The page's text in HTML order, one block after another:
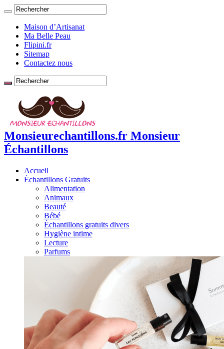
Maison d’Artisanat
Ma Belle Peau
Flipini.fr
Sitemap
Contactez nous
Monsieurechantillons.fr Monsieur
Échantillons
Accueil
Échantillons Gratuits
Alimentation
Animaux
Beauté
Bébé
Échantillons gratuits divers
Hygiène intime
Lecture
Parfums